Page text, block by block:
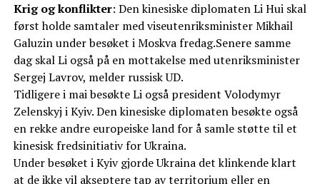
Krig og konflikter: Den kinesiske diplomaten Li Hui skal
først holde samtaler med viseutenriksminister Mikhail
Galuzin under besøket i Moskva fredag.Senere samme
dag skal Li også på en mottakelse med utenriksminister
Sergej Lavrov, melder russisk UD.
Tidligere i mai besøkte Li også president Volodymyr
Zelenskyj i Kyiv. Den kinesiske diplomaten besøkte også
en rekke andre europeiske land for å samle støtte til et
kinesisk fredsinitiativ for Ukraina.
Under besøket i Kyiv gjorde Ukraina det klinkende klart
at de ikke vil akseptere tap av territorium eller en